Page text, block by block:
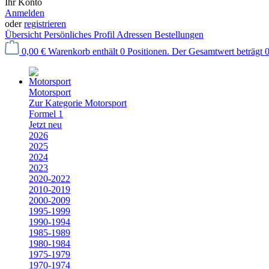
Ihr Konto
Anmelden
oderregistrieren
Übersicht Persönliches Profil Adressen Bestellungen
0,00 € Warenkorb enthält 0 Positionen. Der Gesamtwert beträgt
Motorsport
Zur Kategorie Motorsport
Formel 1
Jetzt neu
2026
2025
2024
2023
2020-2022
2010-2019
2000-2009
1995-1999
1990-1994
1985-1989
1980-1984
1975-1979
1970-1974